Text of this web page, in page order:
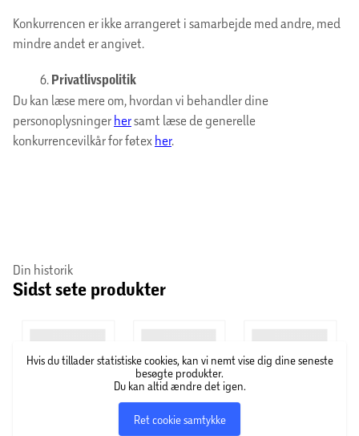
Konkurrencen er ikke arrangeret i samarbejde med andre, med
mindre andet er angivet.
Privatlivspolitik
Du kan læse mere om, hvordan vi behandler dine
personoplysninger hersamt læse de generelle
konkurrencevilkår for føtex her.
Din historik
Sidst sete produkter
Hvis du tillader statistiske cookies, kan vi nemt vise dig dine seneste
besøgte produkter.
Du kan altid ændre det igen.
Ret cookie samtykke